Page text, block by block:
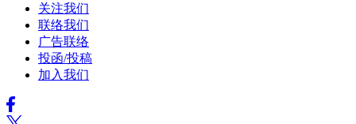
关注我们
联络我们
广告联络
投函/投稿
加入我们